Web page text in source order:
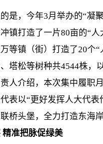
是，今年3月举办的“凝
镇打造了一片80亩的“
等镇（街）打造了20个
塔松等树种共4544株，
人介绍，本次集中履职
表以“更好发挥人大代
桥头堡，全力打造东海
精准把脉促绿美